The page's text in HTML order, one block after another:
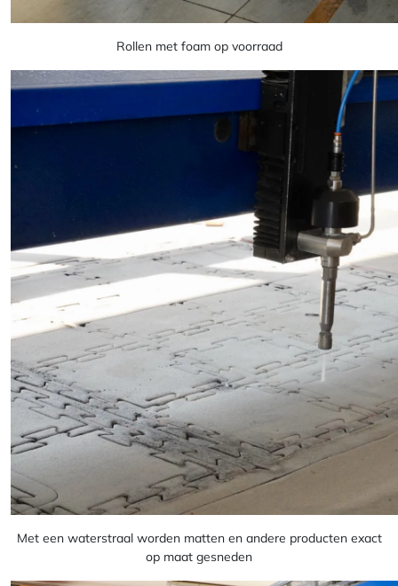
Rollen met foam op voorraad
Met een waterstraal worden matten en andere producten exact
op maat gesneden